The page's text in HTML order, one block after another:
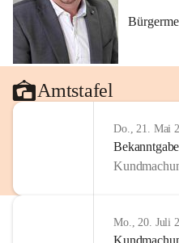
Amtstafel
Do., 21. Mai
Mo., 20. Juli